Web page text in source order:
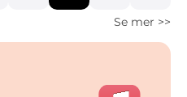
Se mer >>